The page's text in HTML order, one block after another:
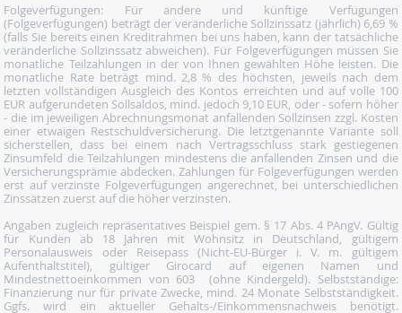
Folgeverfügungen: Für andere und künftige Verfügungen
(Folgeverfügungen) beträgt der veränderliche Sollzinssatz (jährlich) 6,69 %
(falls Sie bereits einen Kreditrahmen bei uns haben, kann der tatsächliche
veränderliche Sollzinssatz abweichen). Für Folgeverfügungen müssen Sie
monatliche Teilzahlungen in der von Ihnen gewählten Höhe leisten. Die
monatliche Rate beträgt mind. 2,8 % des höchsten, jeweils nach dem
letzten vollständigen Ausgleich des Kontos erreichten und auf volle 100
EUR aufgerundeten Sollsaldos, mind. jedoch 9,10 EUR, oder - sofern höher
- die im jeweiligen Abrechnungsmonat anfallenden Sollzinsen zzgl. Kosten
einer etwaigen Restschuldversicherung. Die letztgenannte Variante soll
sicherstellen, dass bei einem nach Vertragsschluss stark gestiegenen
Zinsumfeld die Teilzahlungen mindestens die anfallenden Zinsen und die
Versicherungsprämie abdecken. Zahlungen für Folgeverfügungen werden
erst auf verzinste Folgeverfügungen angerechnet, bei unterschiedlichen
Zinssätzen zuerst auf die höher verzinsten.
Angaben zugleich repräsentatives Beispiel gem. § 17 Abs. 4 PAngV. Gültig
für Kunden ab 18 Jahren mit Wohnsitz in Deutschland, gültigem
Personalausweis oder Reisepass (Nicht-EU-Bürger i. V. m. gültigem
Aufenthaltstitel), gültiger Girocard auf eigenen Namen und
Mindestnettoeinkommen von 603  (ohne Kindergeld). Selbstständige:
Finanzierung nur für private Zwecke, mind. 24 Monate Selbstständigkeit.
Ggfs. wird ein aktueller Gehalts-/Einkommensnachweis benötigt.